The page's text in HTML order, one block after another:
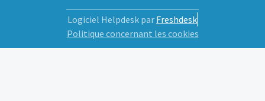
Logiciel Helpdesk par Freshdesk
Politique concernant les cookies